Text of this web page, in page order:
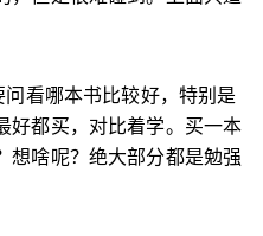
看哪本书比较好，特别是
好都买，对比着学。买一本
想啥呢？绝大部分都是勉强
强入个门而已。 7.不
线。关系好也不行，
一起走啊？ 8.技术面的
都是出于好奇，要
低了说。 9.别老是埋头
好自己的健康管理。